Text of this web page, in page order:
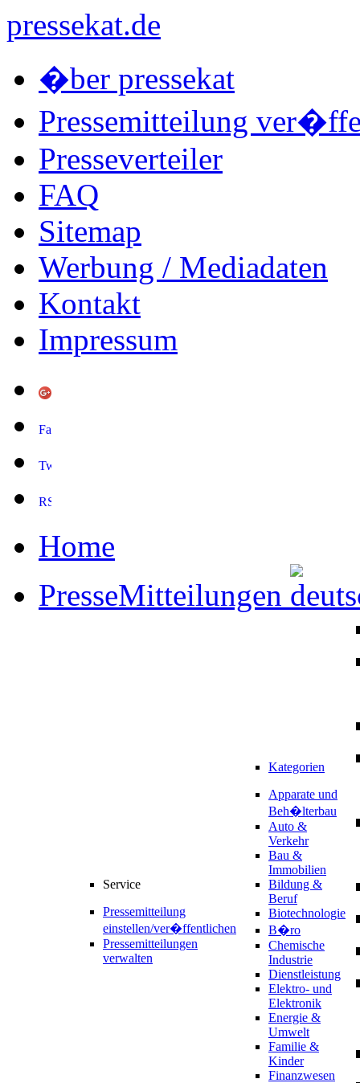
pressekat.de
�ber pressekat
Pressemitteilung
Presseverteiler
FAQ
Sitemap
Werbung / Mediadaten
Kontakt
Impressum
Home
PresseMitteilungen
Service
Pressemitteilung
einstellen/ver�ffentlichen
Pressemitteilungen
verwalten
Kategorien
Apparate und
Beh�lterbau
Auto &
Verkehr
Bau &
Immobilien
Bildung &
Beruf
Biotechnologie
B�ro
Chemische
Industrie
Dienstleistung
Elektro- und
Elektronik
Energie &
Umwelt
Familie &
Kinder
Finanzwesen